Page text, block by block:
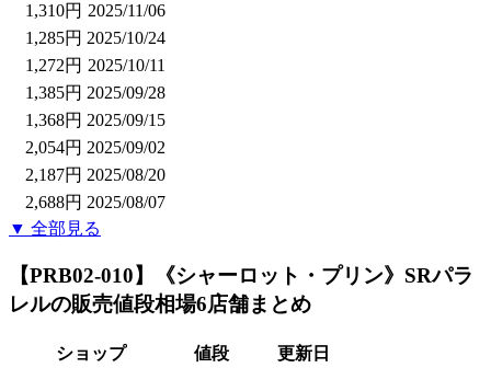
1,310円 2025/11/06
1,285円 2025/10/24
1,272円 2025/10/11
1,385円 2025/09/28
1,368円 2025/09/15
2,054円 2025/09/02
2,187円 2025/08/20
2,688円 2025/08/07
▼ 全部見る
【PRB02-010】《シャーロット・プリン》SRパラ
レルの販売値段相場6店舗まとめ
ショップ 値段
更新日